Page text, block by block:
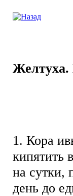
Желтуха.
1. Кора
кипятить
на сутки,
день до